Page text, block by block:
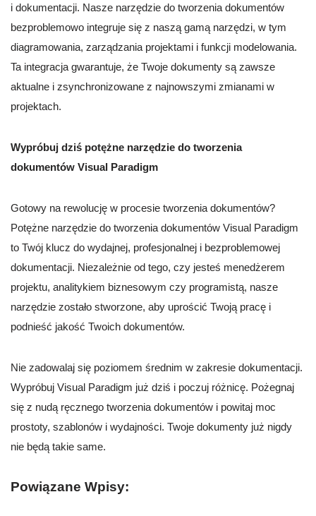
i dokumentacji. Nasze narzędzie do tworzenia dokumentów
bezproblemowo integruje się z naszą gamą narzędzi, w tym
diagramowania, zarządzania projektami i funkcji modelowania.
Ta integracja gwarantuje, że Twoje dokumenty są zawsze
aktualne i zsynchronizowane z najnowszymi zmianami w
projektach.
Wypróbuj dziś potężne narzędzie do tworzenia
dokumentów Visual Paradigm
Gotowy na rewolucję w procesie tworzenia dokumentów?
Potężne narzędzie do tworzenia dokumentów Visual Paradigm
to Twój klucz do wydajnej, profesjonalnej i bezproblemowej
dokumentacji. Niezależnie od tego, czy jesteś menedżerem
projektu, analitykiem biznesowym czy programistą, nasze
narzędzie zostało stworzone, aby uprościć Twoją pracę i
podnieść jakość Twoich dokumentów.
Nie zadowalaj się poziomem średnim w zakresie dokumentacji.
Wypróbuj Visual Paradigm już dziś i poczuj różnicę. Pożegnaj
się z nudą ręcznego tworzenia dokumentów i powitaj moc
prostoty, szablonów i wydajności. Twoje dokumenty już nigdy
nie będą takie same.
Powiązane Wpisy: